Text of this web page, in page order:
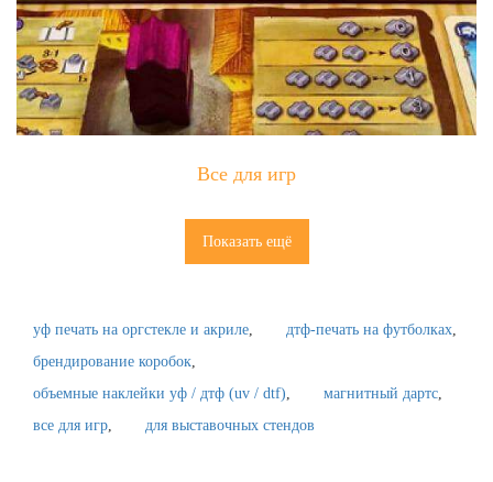
Все для игр
Показать ещё
уф печать на оргстекле и акриле
дтф-печать на футболках
брендирование коробок
объемные наклейки уф / дтф (uv / dtf)
магнитный дартс
все для игр
для выставочных стендов